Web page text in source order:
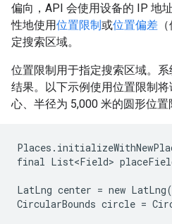
偏向，API 会使用设备的 IP 地
性地使用位置限制或位置偏差
定搜索区域。
位置限制用于指定搜索区域。
结果。以下示例使用位置限制
心、半径为 5,000 米的圆形位置
final List<Field>
LatLng center = new
CircularBounds circle =